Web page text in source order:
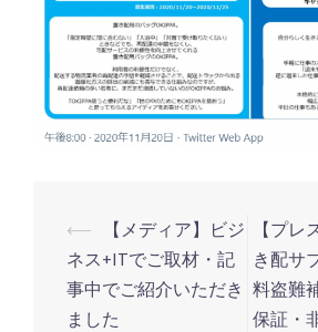
投
稿
ナ
⟵
【メディア】ビジ
ネス+ITでご取材・記
事中でご紹介いただき
ました
【プレ
き配サ
料盗難
保証・